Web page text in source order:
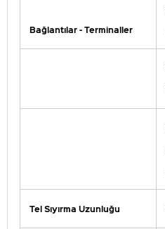
Bağlantılar - Terminaller
Tel Sıyırma Uzunluğu